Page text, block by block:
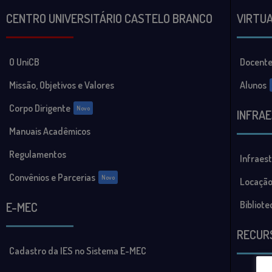
CENTRO UNIVERSITÁRIO CASTELO BRANCO
O UniCB
Missão, Objetivos e Valores
Corpo Dirigente
Novo
Manuais Acadêmicos
Regulamentos
Convênios e Parcerias
Novo
E-MEC
Cadastro da IES no Sistema E-MEC
Alunos